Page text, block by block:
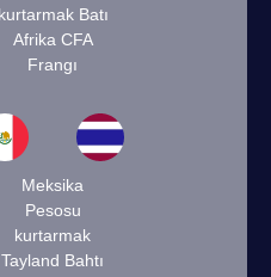
kurtarmak Batı
Afrika CFA
Frangı
Meksika
Pesosu
kurtarmak
Tayland Bahtı